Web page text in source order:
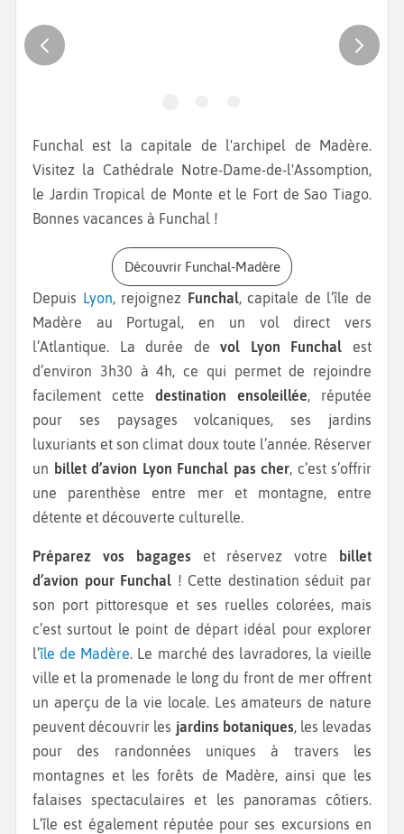
Funchal est la capitale de l'archipel de Madère.
Visitez la Cathédrale Notre-Dame-de-l'Assomption,
le Jardin Tropical de Monte et le Fort de Sao Tiago.
Bonnes vacances à Funchal !
Découvrir Funchal-Madère
Depuis Lyon, rejoignez Funchal, capitale de l’île de
Madère au Portugal, en un vol direct vers
l’Atlantique. La durée de vol Lyon Funchal est
d’environ 3h30 à 4h, ce qui permet de rejoindre
facilement cette destination ensoleillée, réputée
pour ses paysages volcaniques, ses jardins
luxuriants et son climat doux toute l’année. Réserver
un billet d’avion Lyon Funchal pas cher, c’est s’offrir
une parenthèse entre mer et montagne, entre
détente et découverte culturelle.
Préparez vos bagages et réservez votre
billet
d’avion pour Funchal ! Cette destination séduit par
son port pittoresque et ses ruelles colorées, mais
c’est surtout le point de départ idéal pour explorer
l’île de Madère. Le marché des lavradores, la vieille
ville et la promenade le long du front de mer offrent
un aperçu de la vie locale. Les amateurs de nature
peuvent découvrir les jardins botaniques, les levadas
pour des randonnées uniques à travers les
montagnes et les forêts de Madère, ainsi que les
falaises spectaculaires et les panoramas côtiers.
L’île est également réputée pour ses excursions en